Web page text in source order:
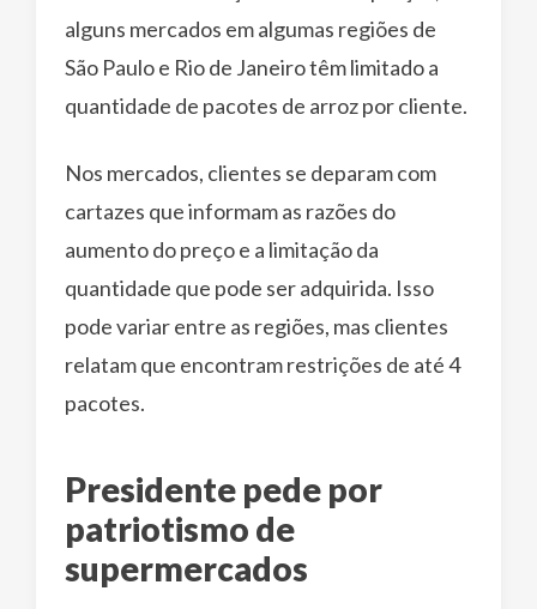
alguns mercados em algumas regiões de
São Paulo e Rio de Janeiro têm limitado a
quantidade de pacotes de arroz por cliente.
Nos mercados, clientes se deparam com
cartazes que informam as razões do
aumento do preço e a limitação da
quantidade que pode ser adquirida. Isso
pode variar entre as regiões, mas clientes
relatam que encontram restrições de até 4
pacotes.
Presidente pede por
patriotismo de
supermercados